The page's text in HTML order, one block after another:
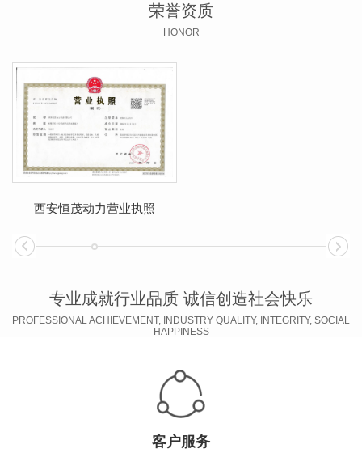
荣誉资质
HONOR
西安恒茂动力营业执照
专业成就行业品质 诚信创造社会快乐
PROFESSIONAL ACHIEVEMENT, INDUSTRY QUALITY, INTEGRITY, SOCIAL
HAPPINESS
客户服务